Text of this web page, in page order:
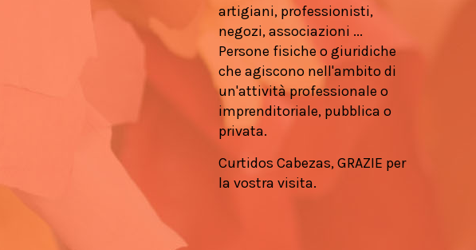
artigiani, professionisti,
negozi, associazioni ...
Persone fisiche o giuridiche
che agiscono nell'ambito di
un'attività professionale o
imprenditoriale, pubblica o
privata.
Curtidos Cabezas, GRAZIE per
la vostra visita.